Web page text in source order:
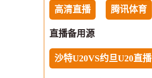
高清直播 腾讯体育
直播备用源
沙特U20VS约旦U20直播